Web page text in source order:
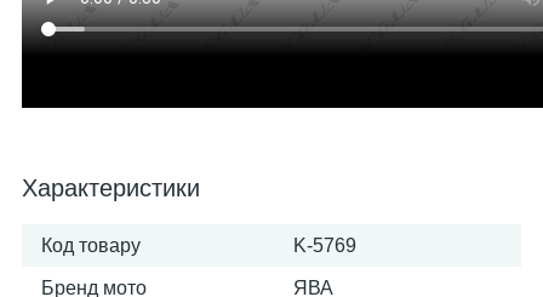
Характеристики
Код товару K-5769
Бренд мото ЯВА